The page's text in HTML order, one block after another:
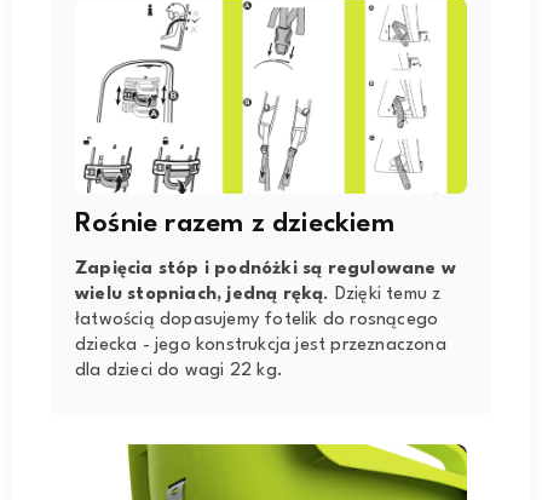
Rośnie razem z dzieckiem
Zapięcia stóp i podnóżki są regulowane w
wielu stopniach, jedną ręką. Dzięki temu z
łatwością dopasujemy fotelik do rosnącego
dziecka - jego konstrukcja jest przeznaczona
dla dzieci do wagi 22 kg.